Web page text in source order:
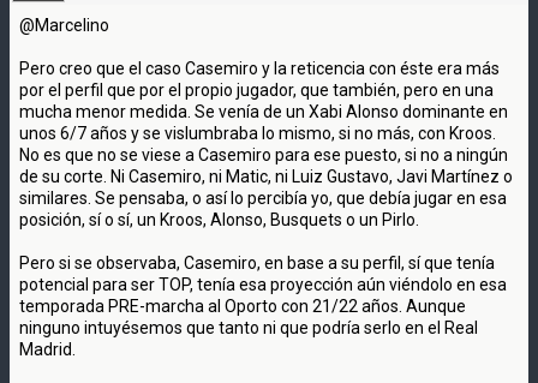
@Marcelino
Pero creo que el caso Casemiro y la reticencia con éste era más
por el perfil que por el propio jugador, que también, pero en una
mucha menor medida. Se venía de un Xabi Alonso dominante en
unos 6/7 años y se vislumbraba lo mismo, si no más, con Kroos.
No es que no se viese a Casemiro para ese puesto, si no a ningún
de su corte. Ni Casemiro, ni Matic, ni Luiz Gustavo, Javi Martínez o
similares. Se pensaba, o así lo percibía yo, que debía jugar en esa
posición, sí o sí, un Kroos, Alonso, Busquets o un Pirlo.
Pero si se observaba, Casemiro, en base a su perfil, sí que tenía
potencial para ser TOP, tenía esa proyección aún viéndolo en esa
temporada PRE-marcha al Oporto con 21/22 años. Aunque
ninguno intuyésemos que tanto ni que podría serlo en el Real
Madrid.